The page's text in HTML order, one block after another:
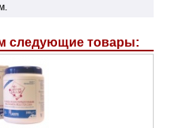
следующие товары: